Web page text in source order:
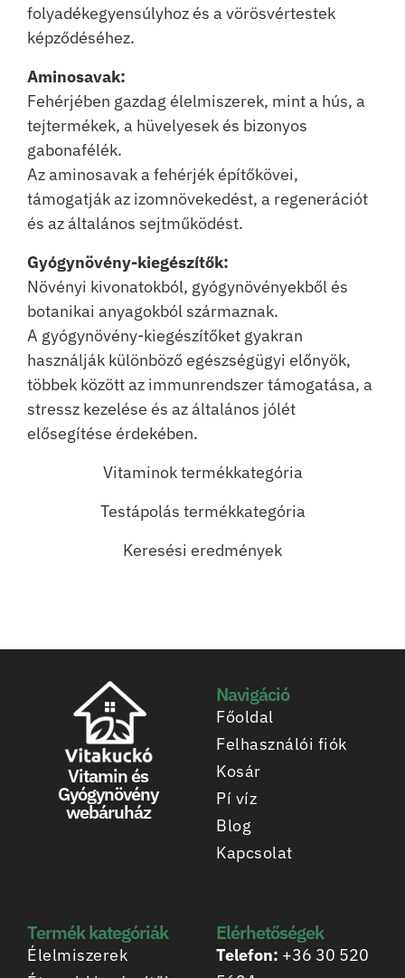
folyadékegyensúlyhoz és a vörösvértestek
képződéséhez.
Aminosavak:
Fehérjében gazdag élelmiszerek, mint a hús, a
tejtermékek, a hüvelyesek és bizonyos
gabonafélék.
Az aminosavak a fehérjék építőkövei,
támogatják az izomnövekedést, a regenerációt
és az általános sejtműködést.
Gyógynövény-kiegészítők:
Növényi kivonatokból, gyógynövényekből és
botanikai anyagokból származnak.
A gyógynövény-kiegészítőket gyakran
használják különböző egészségügyi előnyök,
többek között az immunrendszer támogatása, a
stressz kezelése és az általános jólét
elősegítése érdekében.
Vitaminok termékkategória
Testápolás termékkategória
Keresési eredmények
Vitamin és
Gyógynövény
webáruház
Navigáció
Főoldal
Felhasználói fiók
Kosár
Pí víz
Blog
Kapcsolat
Termék kategóriák
Élelmiszerek
Elérhetőségek
Telefon: +36 30 520